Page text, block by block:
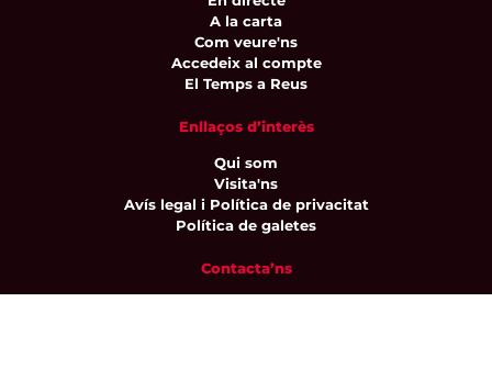
A la carta
Com veure'ns
Accedeix al compte
El Temps a Reus
Enllaços d’interès
Qui som
Visita'ns
Avís legal i Política de privacitat
Política de galetes
Contacta’ns